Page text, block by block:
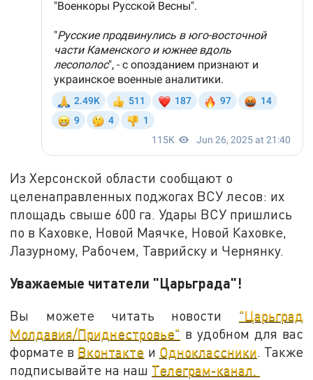
Из Херсонской области сообщают о
целенаправленных поджогах ВСУ лесов: их
площадь свыше 600 га. Удары ВСУ пришлись
по в Каховке, Новой Маячке, Новой Каховке,
Лазурному, Рабочем, Таврийску и Чернянку.
Уважаемые читатели "Царьграда"!
Вы можете читать новости "Царьград
Молдавия/Приднестровье" в удобном для вас
формате в Вконтакте и Одноклассники. Также
подписывайте на наш Телеграм-канал.